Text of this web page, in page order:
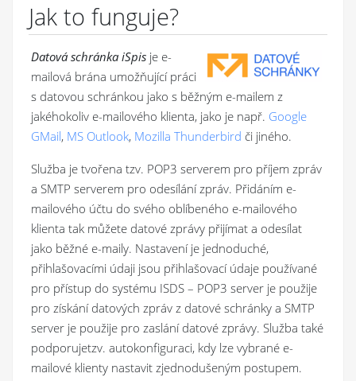
Jak to funguje?
Datová schránka iSpis je e-
mailová brána umožňující práci
s datovou schránkou jako s běžným e-mailem z
jakéhokoliv e-mailového klienta, jako je např. Google
GMail, MS Outlook, Mozilla Thunderbird či jiného.
Služba je tvořena tzv. POP3 serverem pro příjem zpráv
a SMTP serverem pro odesílání zpráv. Přidáním e-
mailového účtu do svého oblíbeného e-mailového
klienta tak můžete datové zprávy přijímat a odesílat
jako běžné e-maily. Nastavení je jednoduché,
přihlašovacími údaji jsou přihlašovací údaje používané
pro přístup do systému ISDS – POP3 server je použije
pro získání datových zpráv z datové schránky a SMTP
server je použije pro zaslání datové zprávy. Služba také
podporujetzv. autokonfiguraci, kdy lze vybrané e-
mailové klienty nastavit zjednodušeným postupem.